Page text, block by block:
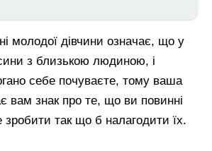
молодої дівчини означає, що у
з близькою людиною, і
себе почуваєте, тому ваша
вам знак про те, що ви повинні
так що б налагодити їх.